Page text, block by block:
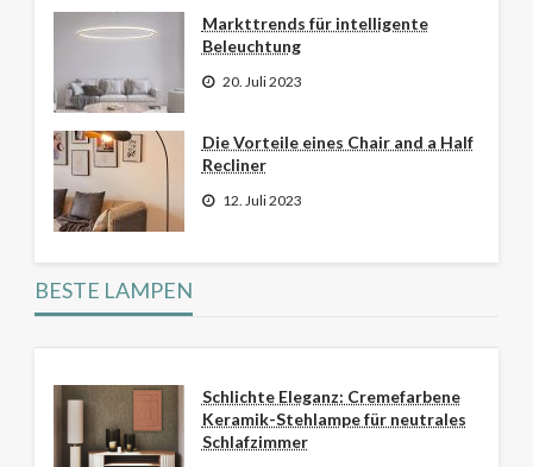
Markttrends für intelligente
Beleuchtung
20. Juli 2023
Die Vorteile eines Chair and a Half
Recliner
12. Juli 2023
BESTE LAMPEN
Schlichte Eleganz: Cremefarbene
Keramik-Stehlampe für neutrales
Schlafzimmer